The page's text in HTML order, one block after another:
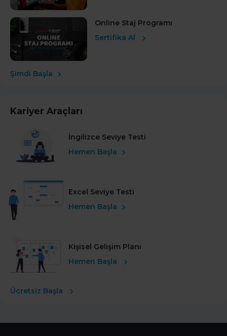
Online Staj Programı
Sertifika Al
Şimdi Başla
Kariyer Araçları
İngilizce Seviye Testi
Hemen Başla
Excel Seviye Testi
Hemen Başla
Kişisel Gelişim Planı
Hemen Başla
Ücretsiz Başla